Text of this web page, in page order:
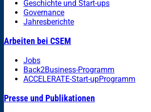
Geschichte und Start-ups
Governance
Jahresberichte
Arbeiten bei CSEM
Jobs
Back2Business-Programm
ACCELERATE-Start-upProgramm
Presse und Publikationen